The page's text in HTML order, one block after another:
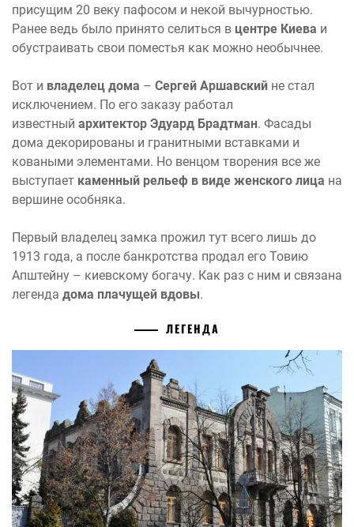
присущим 20 веку пафосом и некой вычурностью.
Ранее ведь было принято селиться в центре Киева и
обустраивать свои поместья как можно необычнее.
Вот и владелец дома – Сергей Аршавский не стал
исключением. По его заказу работал
известный архитектор Эдуард Брадтман. Фасады
дома декорированы и гранитными вставками и
коваными элементами. Но венцом творения все же
выступает каменный рельеф в виде женского лица на
вершине особняка.
Первый владелец замка прожил тут всего лишь до
1913 года, а после банкротства продал его Товию
Апштейну – киевскому богачу. Как раз с ним и связана
легенда дома плачущей вдовы.
ЛЕГЕНДА